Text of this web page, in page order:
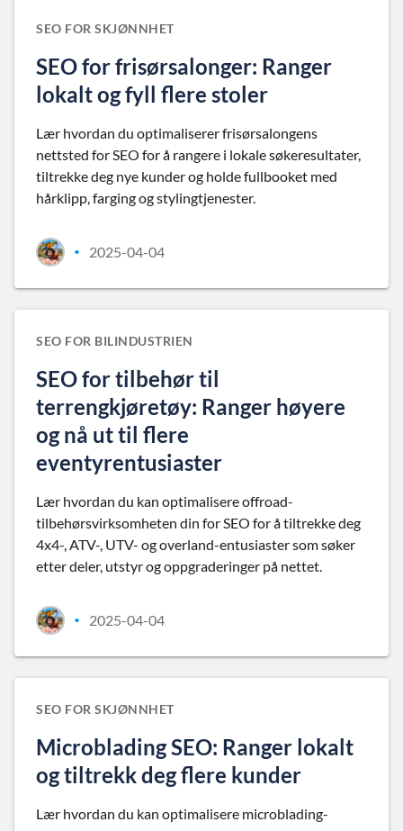
SEO FOR SKJØNNHET
SEO for frisørsalonger: Ranger
lokalt og fyll flere stoler
Lær hvordan du optimaliserer frisørsalongens
nettsted for SEO for å rangere i lokale søkeresultater,
tiltrekke deg nye kunder og holde fullbooket med
hårklipp, farging og stylingtjenester.
• 2025-04-04
SEO FOR BILINDUSTRIEN
SEO for tilbehør til
terrengkjøretøy: Ranger høyere
og nå ut til flere
eventyrentusiaster
Lær hvordan du kan optimalisere offroad-
tilbehørsvirksomheten din for SEO for å tiltrekke deg
4x4-, ATV-, UTV- og overland-entusiaster som søker
etter deler, utstyr og oppgraderinger på nettet.
• 2025-04-04
SEO FOR SKJØNNHET
Microblading SEO: Ranger lokalt
og tiltrekk deg flere kunder
Lær hvordan du kan optimalisere microblading-